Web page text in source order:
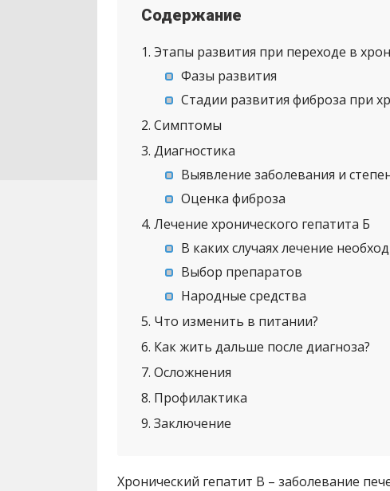
Содержание
1 Этапы развития при переходе в
Фазы развития
Стадии развития фиброза при
2 Симптомы
3 Диагностика
Выявление заболевания и
Оценка фиброза
4 Лечение хронического гепатита Б
В каких случаях лечение
Выбор препаратов
Народные средства
5 Что изменить в питании?
6 Как жить дальше после диагноза?
7 Осложнения
8 Профилактика
9 Заключение
Хронический гепатит В – заболевание